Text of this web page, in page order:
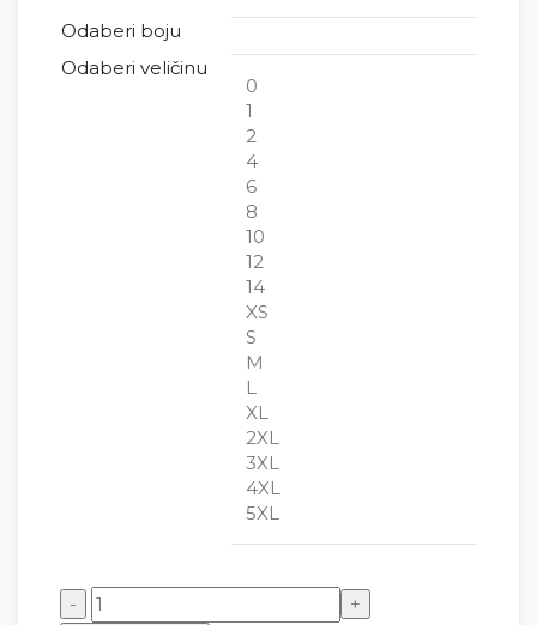
Odaberi boju
Odaberi veličinu
0
1
2
4
6
8
10
12
14
XS
S
M
L
XL
2XL
3XL
4XL
5XL